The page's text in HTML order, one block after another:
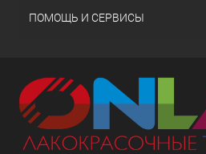
ПОМОЩЬ И СЕРВИСЫ